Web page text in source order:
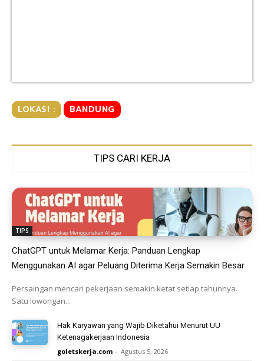
LOKASI : BANDUNG
TIPS CARI KERJA
TIPS
ChatGPT untuk Melamar Kerja: Panduan Lengkap
Menggunakan AI agar Peluang Diterima Kerja Semakin Besar
Persaingan mencari pekerjaan semakin ketat setiap tahunnya.
Satu lowongan...
Hak Karyawan yang Wajib Diketahui Menurut UU
Ketenagakerjaan Indonesia
goletskerja.com - Agustus 5, 2026